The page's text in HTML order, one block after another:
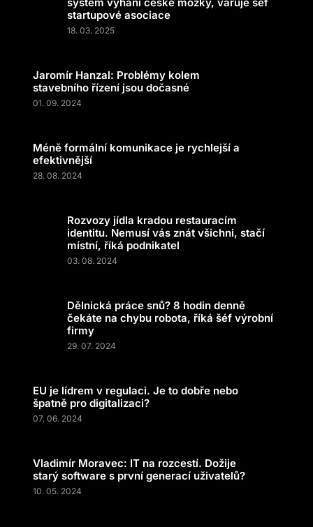
startupové asociace
18. 03. 2025
Jaromír Hanzal: Problémy kolem
stavebního řízení jsou dočasné
01. 09. 2024
Méně formální komunikace je rychlejší a
efektivnější
28. 08. 2024
Rozvozy jídla kradou restauracím
identitu. Nemusí vás znát všichni, stačí
místní, říká podnikatel
03. 08. 2024
Dělnická práce snů? 8 hodin denně
čekáte na chybu robota, říká šéf výrobní
firmy
29. 07. 2024
EU je lídrem v regulaci. Je to dobře nebo
špatně pro digitalizaci?
07. 06. 2024
Vladimír Moravec: IT na rozcestí. Dožije
starý software s první generací uživatelů?
10. 05. 2024